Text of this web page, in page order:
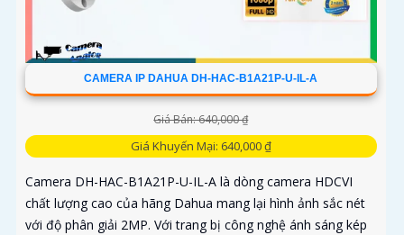
CAMERA IP DAHUA DH-HAC-B1A21P-U-IL-A
Giá Bán: 640,000 ₫
Giá Khuyến Mại: 640,000 ₫
Camera DH-HAC-B1A21P-U-IL-A là dòng camera HDCVI
chất lượng cao của hãng Dahua mang lại hình ảnh sắc nét
với độ phân giải 2MP. Với trang bị công nghệ ánh sáng kép